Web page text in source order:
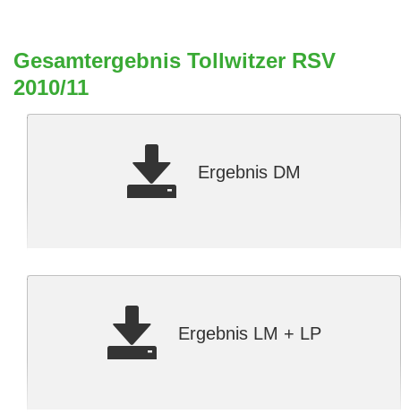
Gesamtergebnis Tollwitzer RSV
2010/11
Ergebnis DM
Ergebnis LM + LP